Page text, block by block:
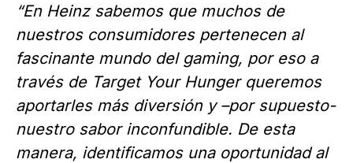
“En Heinz sabemos que muchos de
nuestros consumidores pertenecen al
fascinante mundo del gaming, por eso a
través de Target Your Hunger queremos
aportarles más diversión y –por supuesto-
nuestro sabor inconfundible. De esta
manera, identificamos una oportunidad al